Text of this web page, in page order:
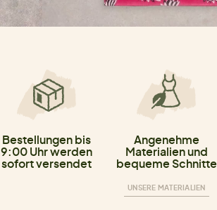
Bestellungen bis
9:00 Uhr werden
sofort versendet
Angenehme
Materialien und
bequeme Schnitte
UNSERE MATERIALIEN